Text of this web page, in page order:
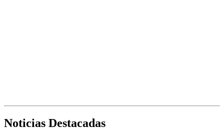
Noticias Destacadas